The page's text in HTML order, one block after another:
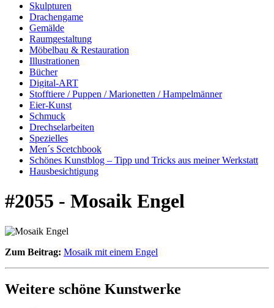
Skulpturen
Drachengame
Gemälde
Raumgestaltung
Möbelbau & Restauration
Illustrationen
Bücher
Digital-ART
Stofftiere / Puppen / Marionetten / Hampelmänner
Eier-Kunst
Schmuck
Drechselarbeiten
Spezielles
Men´s Scetchbook
Schönes Kunstblog – Tipp und Tricks aus meiner Werkstatt
Hausbesichtigung
#2055 - Mosaik Engel
Zum Beitrag: Mosaik mit einem Engel
Weitere schöne Kunstwerke